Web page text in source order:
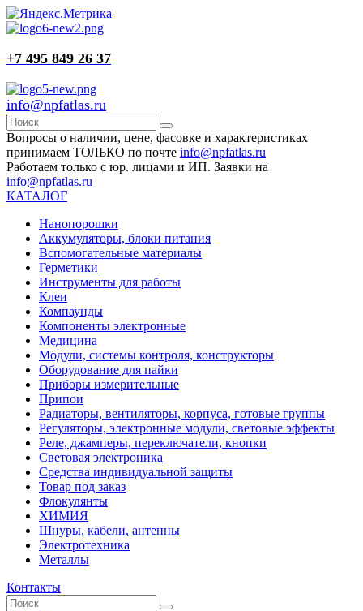
+7 495 849 26 37
info@npfatlas.ru
Вопросы о наличии, цене, фасовке и характеристиках
принимаем ТОЛЬКО по почте info@npfatlas.ru
Работаем только с юр. лицами и ИП. Заявки на
info@npfatlas.ru
КАТАЛОГ
Нанопорошки
Аккумуляторы, блоки питания
Вспомогательные материалы
Герметики
Инструменты для работы
Клеи
Компаунды
Компоненты электронные
Медицина
Модули, системы контроля, конструкторы
Оборудование для пайки
Приборы измерительные
Припои
Радиаторы, вентиляторы, корпуса, готовые группы
Регуляторы, электронные модули, световые эффекты
Реле, джамперы, переключатели, кнопки
Световая электроника
Средства индивидуальной защиты
Товар под заказ
Флокулянты
ХИМИЯ
Шнуры, кабели, антенны
Электротехника
Металлы
Контакты